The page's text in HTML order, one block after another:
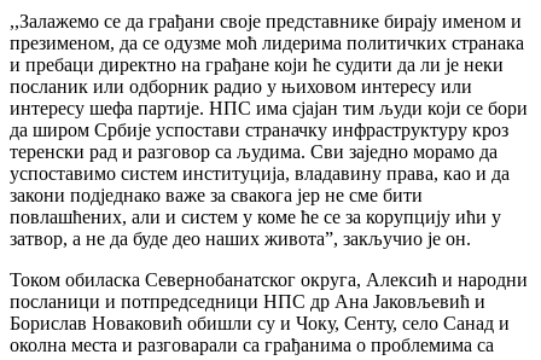
,,Залажемо се да грађани своје представнике бирају именом и
презименом, да се одузме моћ лидерима политичких странака
и пребаци директно на грађане који ће судити да ли је неки
посланик или одборник радио у њиховом интересу или
интересу шефа партије. НПС има сјајан тим људи који се бори
да широм Србије успостави страначку инфраструктуру кроз
теренски рад и разговор са људима. Сви заједно морамо да
успоставимо систем институција, владавину права, као и да
закони подједнако важе за свакога јер не сме бити
повлашћених, али и систем у коме ће се за корупцију ићи у
затвор, а не да буде део наших живота”, закључио је он.
Током обиласка Севернобанатског округа, Алексић и народни
посланици и потпредседници НПС др Ана Јаковљевић и
Борислав Новаковић обишли су и Чоку, Сенту, село Санад и
околна места и разговарали са грађанима о проблемима са